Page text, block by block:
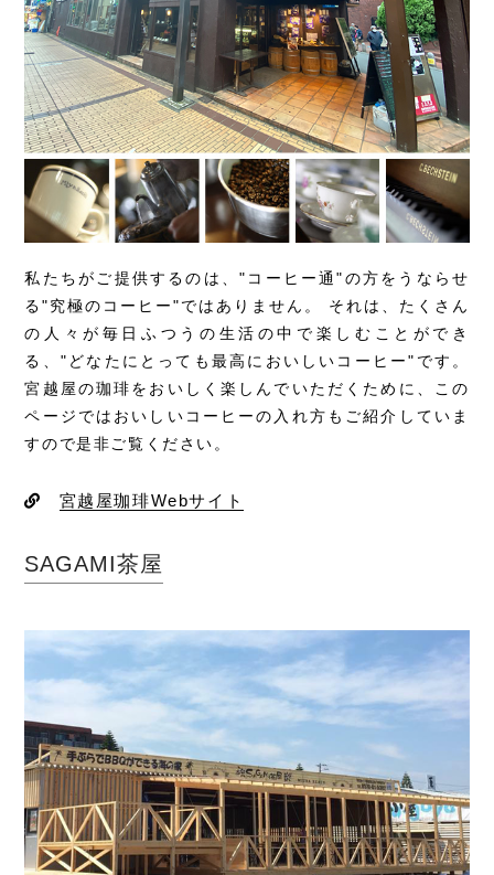
私たちがご提供するのは、"コーヒー通"の方をうならせ
る"究極のコーヒー"ではありません。 それは、たくさん
の人々が毎日ふつうの生活の中で楽しむことができ
る、"どなたにとっても最高においしいコーヒー"です。
宮越屋の珈琲をおいしく楽しんでいただくために、この
ページではおいしいコーヒーの入れ方もご紹介していま
すので是非ご覧ください。
宮越屋珈琲Webサイト
SAGAMI茶屋